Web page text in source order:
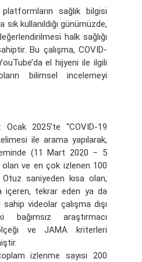
sağlık bilgisi
sık kullanıldığı günümüzde,
halk sağlığı
Bu çalışma, COVID-
el hijyeni ile ilgili
bilimsel incelemeyi
Ocak 2025’te “COVID-19
ile arama yapılarak,
(11 Mart 2020 – 5
olan ve en çok izlenen 100
saniyeden kısa olan,
içeren, tekrar eden ya da
videolar çalışma dışı
bağımsız araştırmacı
ve JAMA kriterleri
izlenme sayısı 200